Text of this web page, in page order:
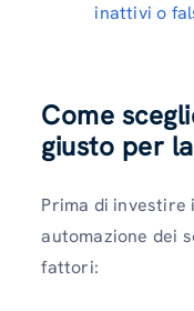
inattivi o
Come
giusto per
Prima di investire
automazione dei
fattori: